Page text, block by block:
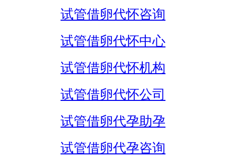
试管借卵代怀咨询
试管借卵代怀中心
试管借卵代怀机构
试管借卵代怀公司
试管借卵代孕助孕
试管借卵代孕咨询